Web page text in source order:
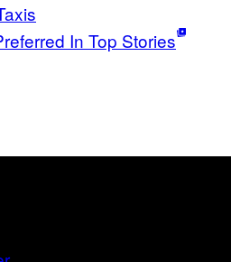
In Top Stories